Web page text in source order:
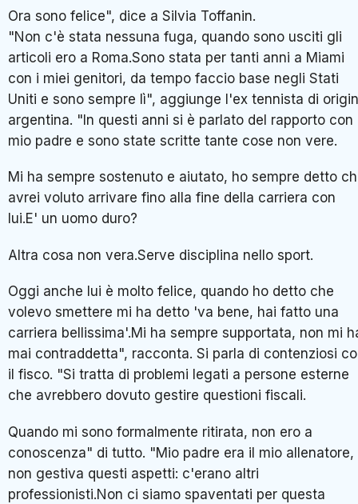
Ora sono felice", dice a Silvia Toffanin.
"Non c'è stata nessuna fuga, quando sono usciti gli
articoli ero a Roma.Sono stata per tanti anni a Miami
con i miei genitori, da tempo faccio base negli Stati
Uniti e sono sempre lì", aggiunge l'ex tennista di
argentina. "In questi anni si è parlato del rapporto con
mio padre e sono state scritte tante cose non vere.
Mi ha sempre sostenuto e aiutato, ho sempre detto
avrei voluto arrivare fino alla fine della carriera con
lui.E' un uomo duro?
Altra cosa non vera.Serve disciplina nello sport.
Oggi anche lui è molto felice, quando ho detto che
volevo smettere mi ha detto 'va bene, hai fatto una
carriera bellissima'.Mi ha sempre supportata, non mi
mai contraddetta", racconta. Si parla di contenziosi
il fisco. "Si tratta di problemi legati a persone esterne
che avrebbero dovuto gestire questioni fiscali.
Quando mi sono formalmente ritirata, non ero a
conoscenza" di tutto. "Mio padre era il mio allenatore,
non gestiva questi aspetti: c'erano altri
professionisti.Non ci siamo spaventati per questa